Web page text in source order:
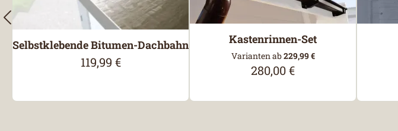
Selbstklebende Bitumen-Dachbahn
Regulärer Preis:
119,99 €
Kastenrinnen-Set
Varianten ab229,99 €
Regulärer Preis:
280,00 €